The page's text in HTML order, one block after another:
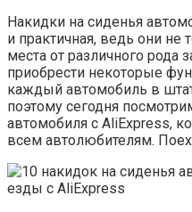
Накидки на сиденья
и практичная, ведь они не
места от различного рода
приобрести некоторые
каждый автомобиль в
поэтому сегодня
автомобиля с AliExpress,
всем автолюбителям.